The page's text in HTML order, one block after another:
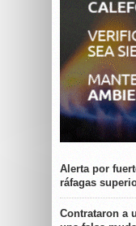
Alerta por
ráfagas
Contrataron a